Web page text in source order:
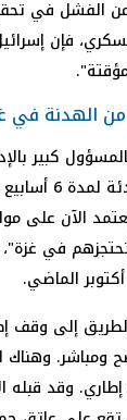
5 أشهر من الفشل
فإن
الهدنة في
كبير
السبت، إن
الآن
في
إلى وقف
ومباشر.
وقد قبله